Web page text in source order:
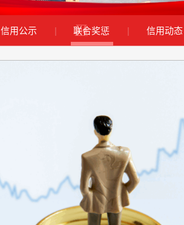
信用公示 | 联合奖惩 | 信用动态